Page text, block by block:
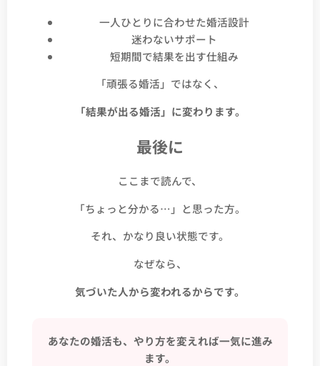
一人ひとりに合わせた婚活設計
迷わないサポート
短期間で結果を出す仕組み
「頑張る婚活」ではなく、
「結果が出る婚活」に変わります。
最後に
ここまで読んで、
「ちょっと分かる…」と思った方。
それ、かなり良い状態です。
なぜなら、
気づいた人から変われるからです。
あなたの婚活も、やり方を変えれば一気に進み
ます。